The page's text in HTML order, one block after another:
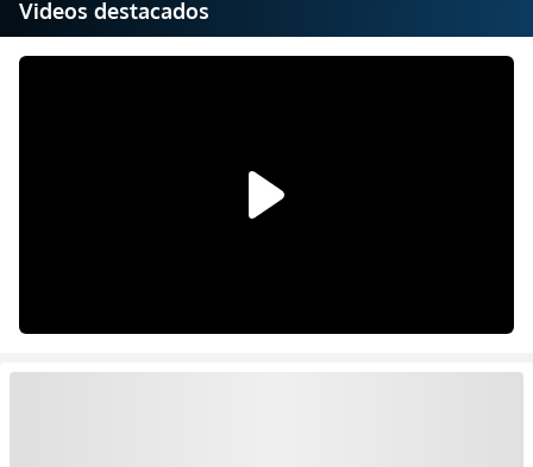
Videos destacados